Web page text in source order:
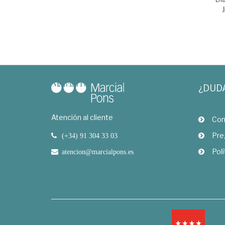
Atención al cliente
(+34) 91 304 33 03
atencion@marcialpons.es